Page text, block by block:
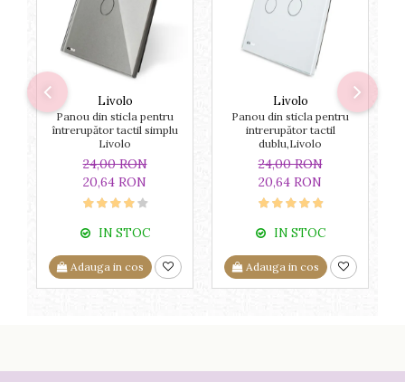
Livolo
Panou din sticla pentru
întrerupător tactil simplu
Livolo
24,00 RON
20,64 RON
IN STOC
Adauga in cos
Livolo
Panou din sticla pentru
intrerupător tactil
dublu,Livolo
24,00 RON
20,64 RON
IN STOC
Adauga in cos